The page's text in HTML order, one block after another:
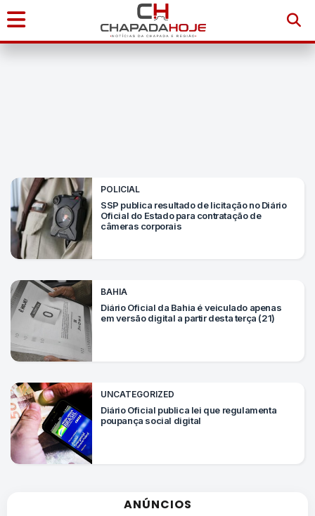
Início
Sudoeste
da
Bahia
Brasil
Mundo
SIGA-
NAS
NOSSAS
REDES
POLICIAL
SSP publica resultado de licitação no Diário
Oficial do Estado para contratação de
câmeras corporais
BAHIA
Diário Oficial da Bahia é veiculado apenas
em versão digital a partir desta terça (21)
UNCATEGORIZED
Diário Oficial publica lei que regulamenta
poupança social digital
ANÚNCIOS